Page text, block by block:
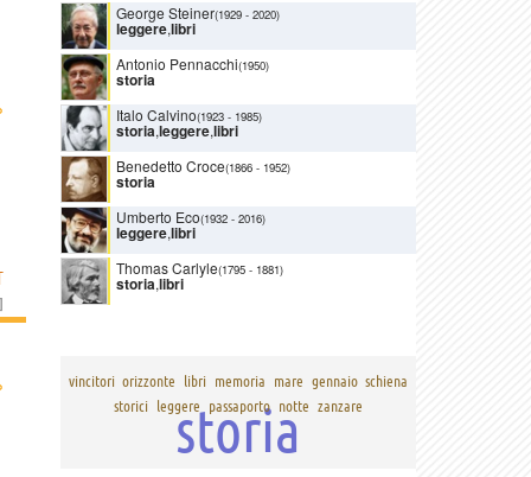
]
George Steiner(1929 - 2020)
leggere,libri
Antonio Pennacchi(1950)
storia
Italo Calvino(1923 - 1985)
storia,leggere,libri
Benedetto Croce(1866 - 1952)
storia
Umberto Eco(1932 - 2016)
leggere,libri
Thomas Carlyle(1795 - 1881)
storia,libri
vincitori orizzonte libri memoria mare gennaio schiena
storici leggere passaporto notte zanzare
storia